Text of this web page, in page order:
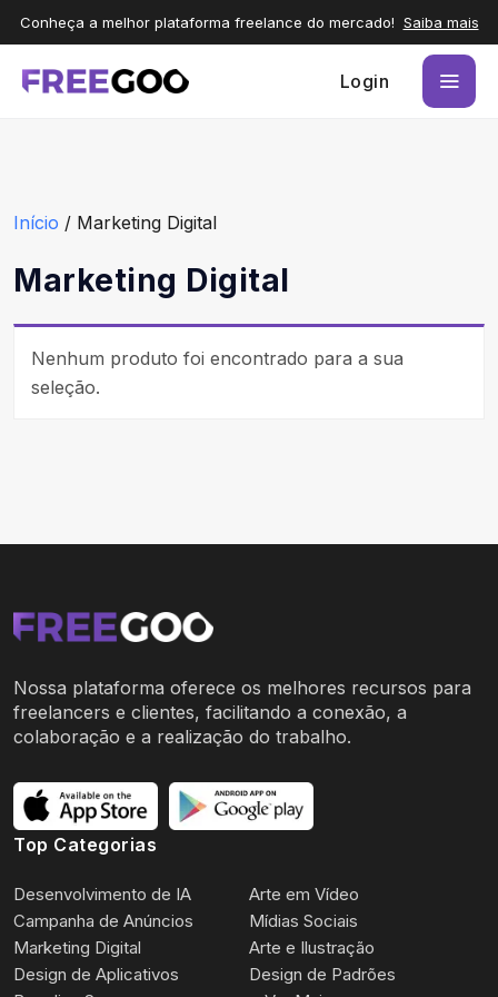
Conheça a melhor plataforma freelance do mercado! Saiba mais
Login
Início / Marketing Digital
Marketing Digital
Nenhum produto foi encontrado para a sua
seleção.
Nossa plataforma oferece os melhores recursos para
freelancers e clientes, facilitando a conexão, a
colaboração e a realização do trabalho.
Top Categorias
Desenvolvimento de IA
Arte em Vídeo
Campanha de Anúncios
Mídias Sociais
Marketing Digital
Arte e Ilustração
Design de Aplicativos
Design de Padrões